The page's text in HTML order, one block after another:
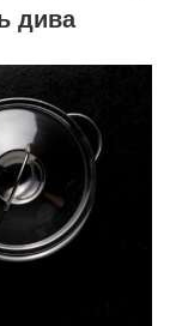
дива